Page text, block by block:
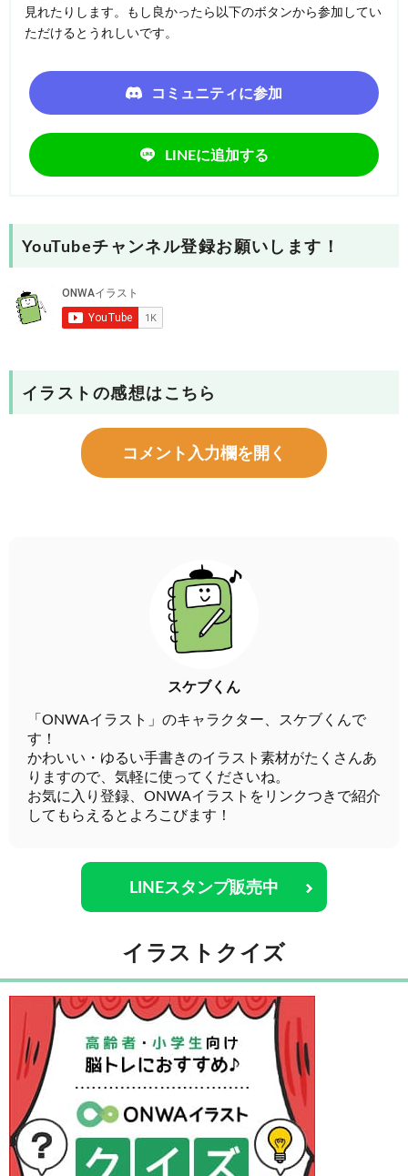
見れたりします。もし良かったら以下のボタンから参加してい
ただけるとうれしいです。
コミュニティに参加
LINEに追加する
YouTubeチャンネル登録お願いします！
イラストの感想はこちら
コメント入力欄を開く
スケブくん
「ONWAイラスト」のキャラクター、スケブくんで
す！
かわいい・ゆるい手書きのイラスト素材がたくさんあ
りますので、気軽に使ってくださいね。
お気に入り登録、ONWAイラストをリンクつきで紹介
してもらえるとよろこびます！
LINEスタンプ販売中
イラストクイズ